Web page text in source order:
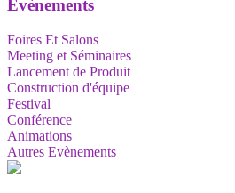
Evènements
Foires Et Salons
Meeting et Séminaires
Lancement de Produit
Construction d'équipe
Festival
Conférence
Animations
Autres Evènements